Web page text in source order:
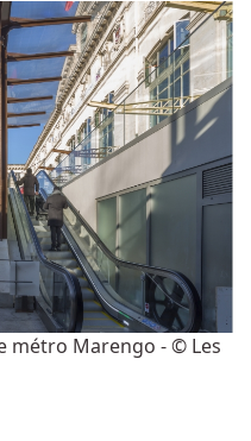
métro Marengo - © Les